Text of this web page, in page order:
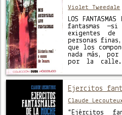
Violet Tweedale
LOS
fantasmas
exigentes de
personas
que los
nada más,
por la calle.
Ejercitos
Claude
“Ejércitos